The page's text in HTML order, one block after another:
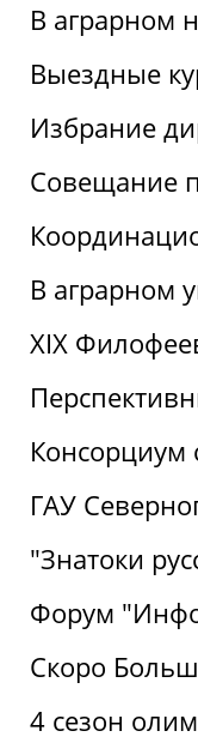
В аграрном
Выездные
Избрание
Совещание
В аграрном
XIX
Консорциум
ГАУ
"Знатоки
Форум
Скоро
4 сезон